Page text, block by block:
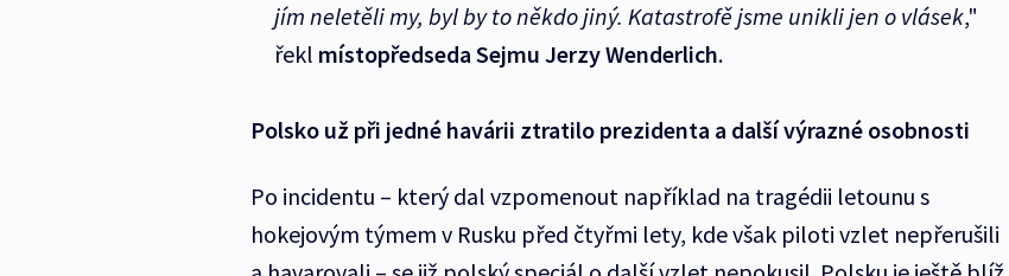
jím neletěli my, byl by to někdo jiný. Katastrofě jsme unikli jen o vlásek,"
řekl místopředseda Sejmu Jerzy Wenderlich.
Polsko už při jedné havárii ztratilo prezidenta a další výrazné osobnosti
Po incidentu – který dal vzpomenout například na tragédii letounu s
hokejovým týmem v Rusku před čtyřmi lety, kde však piloti vzlet nepřerušili